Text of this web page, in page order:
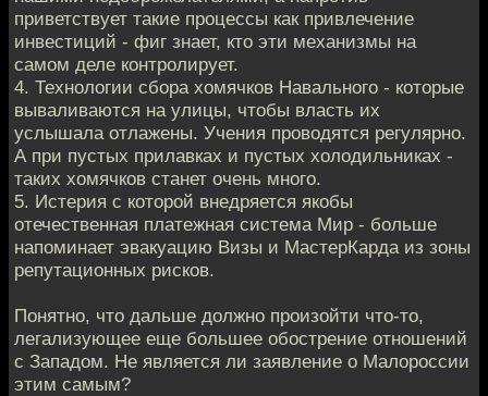
приветствует такие процессы как привлечение
инвестиций - фиг знает, кто эти механизмы на
самом деле контролирует.
4. Технологии сбора хомячков Навального - которые
вываливаются на улицы, чтобы власть их
услышала отлажены. Учения проводятся регулярно.
А при пустых прилавках и пустых холодильниках -
таких хомячков станет очень много.
5. Истерия с которой внедряется якобы
отечественная платежная система Мир - больше
напоминает эвакуацию Визы и МастерКарда из зоны
репутационных рисков.
Понятно, что дальше должно произойти что-то,
легализующее еще большее обострение отношений
с Западом. Не является ли заявление о Малороссии
этим самым?